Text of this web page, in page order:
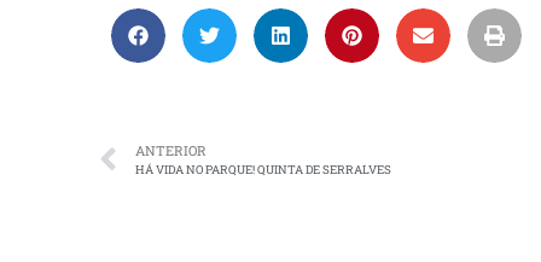
ANTERIOR
HÁ VIDA NO PARQUE! QUINTA DE SERRALVES